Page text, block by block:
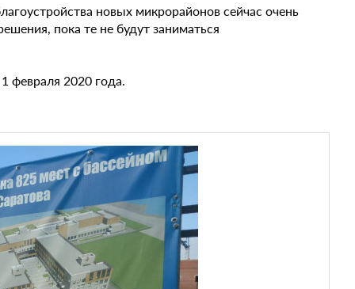
новых микрорайонов сейчас очень
пока те не будут заниматься
февраля 2020 года.